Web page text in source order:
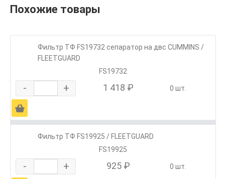
Похожие товары
Фильтр ТФ FS19732 сепаратор на двc CUMMINS /
FLEETGUARD
FS19732
- + 1 418 ₽ 0 шт.
Ä
Фильтр ТФ FS19925 / FLEETGUARD
FS19925
- + 925 ₽ 0 шт.